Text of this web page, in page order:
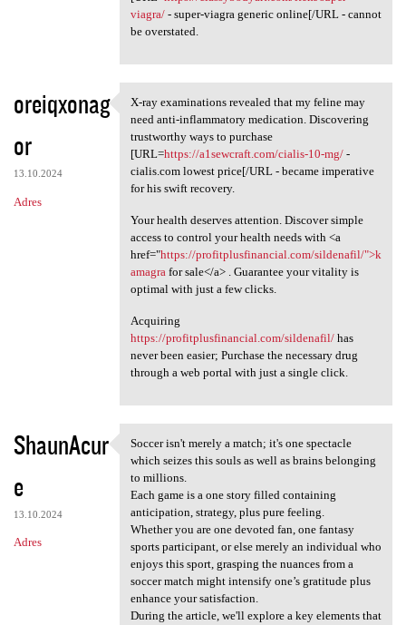
viagra/- super-viagra generic online[/URL - cannot
be overstated.
oreiqxonag
or
13.10.2024
Adres
X-ray examinations revealed
X-ray examinations revealed that my feline may
need anti-inflammatory medication. Discovering
trustworthy ways to purchase
[URL=https://a1sewcraft.com/cialis-10-mg/-
cialis.com lowest price[/URL - became imperative
for his swift recovery.
Your health deserves attention. Discover simple
access to control your health needs with <a
href="https://profitplusfinancial.com/sildenafil/">k
amagra for sale</a> . Guarantee your vitality is
optimal with just a few clicks.
Acquiring
https://profitplusfinancial.com/sildenafil/has
never been easier; Purchase the necessary drug
through a web portal with just a single click.
ShaunAcur
e
13.10.2024
Adres
Soccer isn't merely a match;
Soccer isn't merely a match; it's one spectacle
which seizes this souls as well as brains belonging
to millions.
Each game is a one story filled containing
anticipation, strategy, plus pure feeling.
Whether you are one devoted fan, one fantasy
sports participant, or else merely an individual who
enjoys this sport, grasping the nuances from a
soccer match might intensify one’s gratitude plus
enhance your satisfaction.
During the article, we'll explore a key elements that